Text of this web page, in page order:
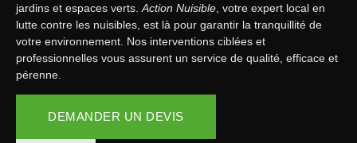
jardins et espaces verts. Action Nuisible , votre expert local en
lutte contre les nuisibles, est là pour garantir la tranquillité de
votre environnement. Nos interventions ciblées et
professionnelles vous assurent un service de qualité, efficace et
pérenne.
DEMANDER UN DEVIS